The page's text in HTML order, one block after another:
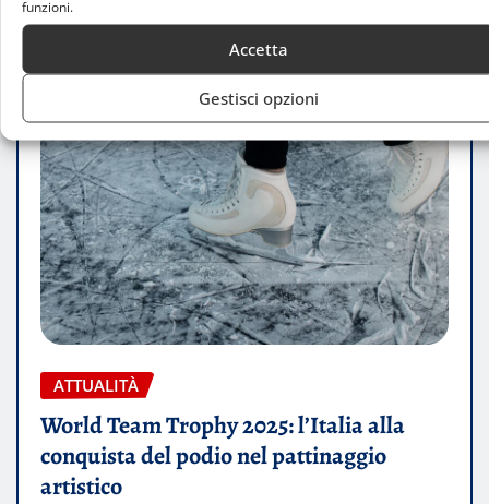
funzioni.
Accetta
Gestisci opzioni
ATTUALITÀ
World Team Trophy 2025: l’Italia alla
conquista del podio nel pattinaggio
artistico